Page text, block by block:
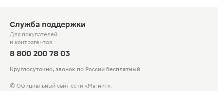
Служба поддержки
Для покупателей
и контрагентов
8 800 200 78 03
Круглосуточно, звонок по России бесплатный
© Официальный сайт сети «Магнит».